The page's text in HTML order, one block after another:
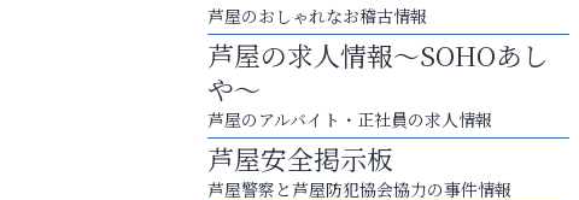
芦屋のおしゃれなお稽古情報
芦屋の求人情報～SOHOあし
や～
芦屋のアルバイト・正社員の求人情報
芦屋安全掲示板
芦屋警察と芦屋防犯協会協力の事件情報